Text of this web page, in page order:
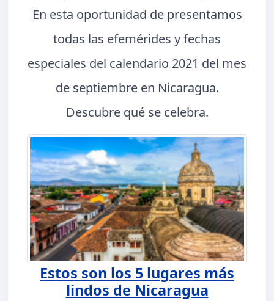
En esta oportunidad de presentamos
todas las efemérides y fechas
especiales del calendario 2021 del mes
de septiembre en Nicaragua.
Descubre qué se celebra.
Estos son los 5 lugares más
lindos de Nicaragua